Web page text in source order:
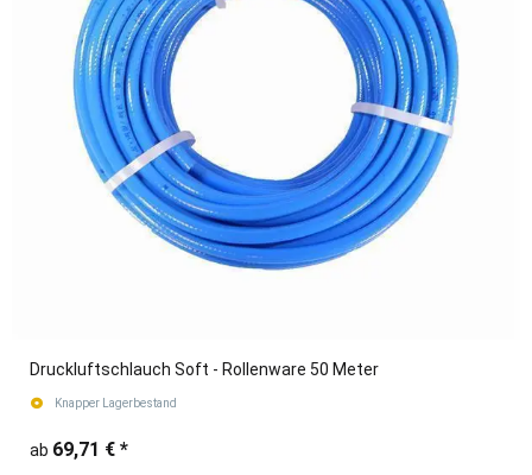
Druckluftschlauch Soft - Rollenware 50 Meter
Knapper Lagerbestand
ab 69,71 € *